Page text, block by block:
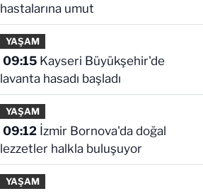
hastalarına umut
YAŞAM
09:15Kayseri Büyükşehir'de
lavanta hasadı başladı
YAŞAM
09:12İzmir Bornova'da doğal
lezzetler halkla buluşuyor
YAŞAM